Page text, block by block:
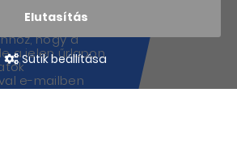
Munkagépek
hogy a
a jelen űrlapon
e-mailben
velem
Elutasítás
Sütik beállítása